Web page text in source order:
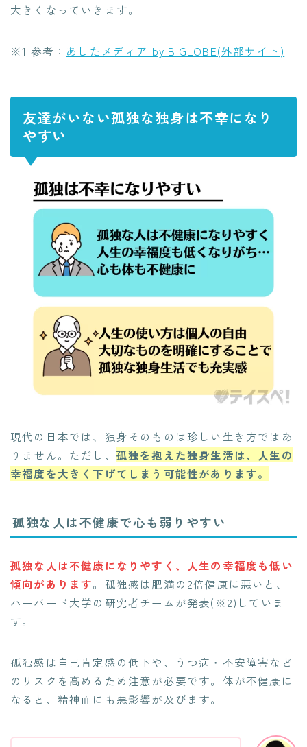
大きくなっていきます。
※1 参考： あしたメディア by BIGLOBE(外部サイト)
友達がいない孤独な独身は不幸になり
やすい
現代の日本では、独身そのものは珍しい生き方ではあ
りません。ただし、 孤独を抱えた独身生活は、人生の
幸福度を大きく下げてしまう可能性があります。
孤独な人は不健康で心も弱りやすい
孤独な人は不健康になりやすく、人生の幸福度も低い
傾向があります。孤独感は肥満の2倍健康に悪いと、
ハーバード大学の研究者チームが発表(※2)していま
す。
孤独感は自己肯定感の低下や、うつ病・不安障害など
のリスクを高めるため注意が必要です。体が不健康に
なると、精神面にも悪影響が及びます。